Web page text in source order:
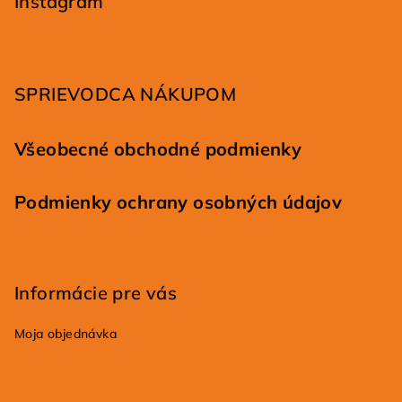
SPRIEVODCA NÁKUPOM
Všeobecné obchodné podmienky
Podmienky ochrany osobných údajov
Informácie pre vás
Moja objednávka